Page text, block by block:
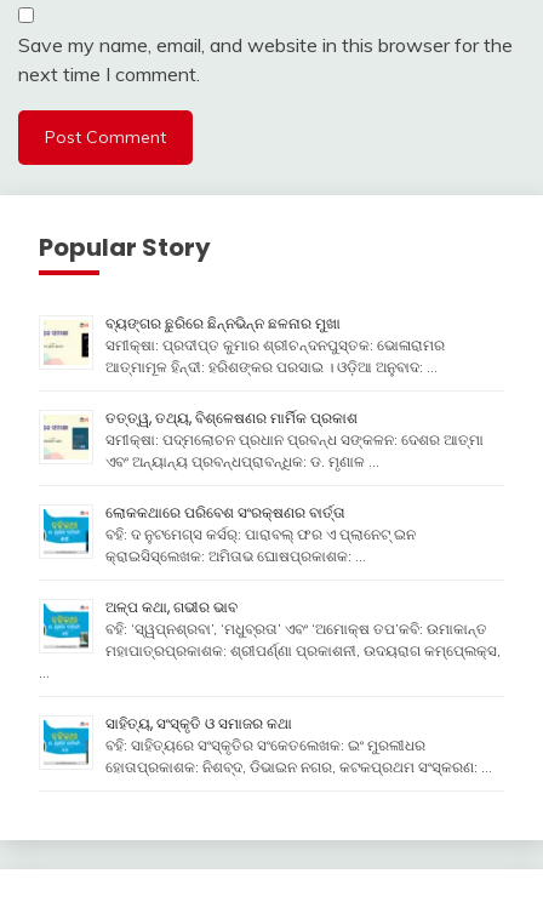
Save my name, email, and website in this browser for the
next time I comment.
Popular Story
ବ୍ୟଙ୍ଗର ଛୁରିରେ ଛିନ୍ନଭିନ୍ନ ଛଳନାର ମୁଖା
ସମୀକ୍ଷା: ପ୍ରଦୀପ୍ତ କୁମାର ଶ୍ରୀଚନ୍ଦନପୁସ୍ତକ: ଭୋଳାରାମର
ଆତ୍ମାମୂଳ ହିନ୍ଦୀ: ହରିଶଙ୍କର ପରସାଇ । ଓଡ଼ିଆ ଅନୁବାଦ: …
ତତ୍ତ୍ୱ, ତଥ୍ୟ, ବିଶ୍ଳେଷଣର ମାର୍ମିକ ପ୍ରକାଶ
ସମୀକ୍ଷା: ପଦ୍ମଲୋଚନ ପ୍ରଧାନ ପ୍ରବନ୍ଧ ସଙ୍କଳନ: ଦେଶର ଆତ୍ମା
ଏବଂ ଅନ୍ୟାନ୍ୟ ପ୍ରବନ୍ଧପ୍ରାବନ୍ଧିକ: ଡ. ମୃଣାଳ …
ଲୋକକଥାରେ ପରିବେଶ ସଂରକ୍ଷଣର ବାର୍ତ୍ତା
ବହି: ଦ ନୁଟମେଗ୍ସ କର୍ସର୍: ପାରାବଲ୍ ଫର ଏ ପ୍ଲାନେଟ୍ ଇନ
କ୍ରାଇସିସ୍ଲେଖକ: ଅମିତାଭ ଘୋଷପ୍ରକାଶକ: …
ଅଳ୍ପ କଥା, ଗଭୀର ଭାବ
ବହି: ‘ସ୍ୱପ୍ନଶ୍ରବା’, ‘ମଧୁବ୍ରତା’ ଏବଂ ‘ଅମୋକ୍ଷ ତପ’କବି: ଉମାକାନ୍ତ
ମହାପାତ୍ରପ୍ରକାଶକ: ଶ୍ରୀପର୍ଣ୍ଣା ପ୍ରକାଶନୀ, ଉଦୟରାଗ କମ୍ପେ୍ଲକ୍ସ,
ସାହିତ୍ୟ, ସଂସ୍କୃତି ଓ ସମାଜର କଥା
ବହି: ସାହିତ୍ୟରେ ସଂସ୍କୃତିର ସଂକେତଲେଖକ: ଇଂ ମୁରଲୀଧର
ହୋତାପ୍ରକାଶକ: ନିଶବ୍ଦ, ଡିଭାଇନ ନଗର, କଟକପ୍ରଥମ ସଂସ୍କରଣ: …